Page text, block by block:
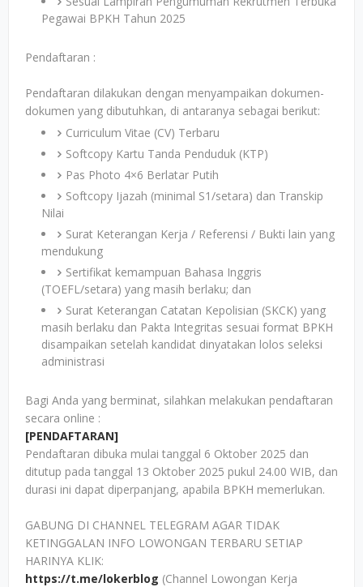
Pegawai BPKH Tahun 2025
Pendaftaran :
Pendaftaran dilakukan dengan menyampaikan dokumen-
dokumen yang dibutuhkan, di antaranya sebagai berikut:
Curriculum Vitae (CV) Terbaru
Softcopy Kartu Tanda Penduduk (KTP)
Pas Photo 4×6 Berlatar Putih
Softcopy Ijazah (minimal S1/setara) dan Transkip
Nilai
Surat Keterangan Kerja / Referensi / Bukti lain yang
mendukung
Sertifikat kemampuan Bahasa Inggris
(TOEFL/setara) yang masih berlaku; dan
Surat Keterangan Catatan Kepolisian (SKCK) yang
masih berlaku dan Pakta Integritas sesuai format BPKH
disampaikan setelah kandidat dinyatakan lolos seleksi
administrasi
Bagi Anda yang berminat, silahkan melakukan pendaftaran
secara online :
[PENDAFTARAN]
Pendaftaran dibuka mulai tanggal 6 Oktober 2025 dan
ditutup pada tanggal 13 Oktober 2025 pukul 24.00 WIB, dan
durasi ini dapat diperpanjang, apabila BPKH memerlukan.
GABUNG DI CHANNEL TELEGRAM AGAR TIDAK
KETINGGALAN INFO LOWONGAN TERBARU SETIAP
HARINYA KLIK:
https://t.me/lokerblog (Channel Lowongan Kerja